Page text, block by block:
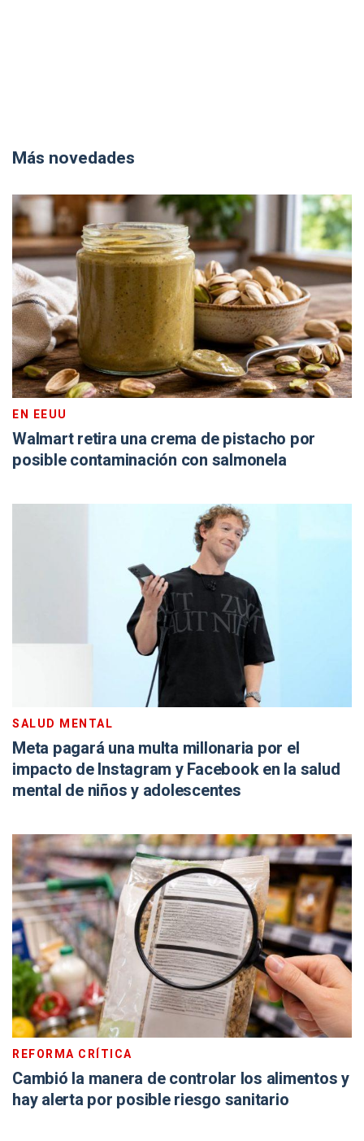
Más novedades
EN EEUU
Walmart retira una crema de pistacho por
posible contaminación con salmonela
SALUD MENTAL
Meta pagará una multa millonaria por el
impacto de Instagram y Facebook en la salud
mental de niños y adolescentes
REFORMA CRÍTICA
Cambió la manera de controlar los alimentos y
hay alerta por posible riesgo sanitario